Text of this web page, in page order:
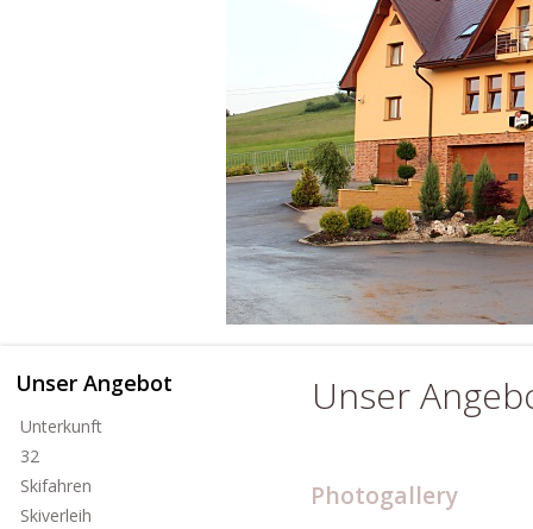
Unser
Photogallery
Unser Angebot
Unterkunft
32
Skifahren
Skiverleih